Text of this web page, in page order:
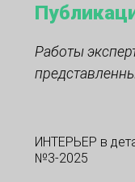
Работы
ИНТЕРЬЕР в
№3-2025